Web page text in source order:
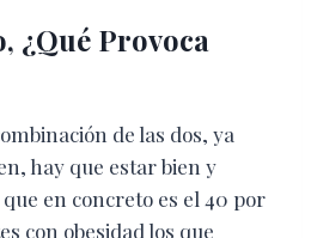
¿Qué Provoca
de las dos, ya
hay que estar bien y
que en concreto es el 40 por
con obesidad los que